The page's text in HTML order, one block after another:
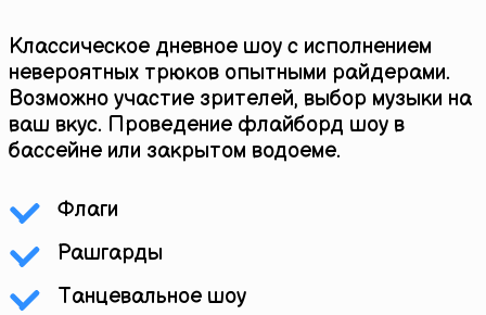
Классическое дневное шоу с исполнением
невероятных трюков опытными райдерами.
Возможно участие зрителей, выбор музыки на
ваш вкус. Проведение флайборд шоу в
бассейне или закрытом водоеме.
Флаги
Рашгарды
Танцевальное шоу